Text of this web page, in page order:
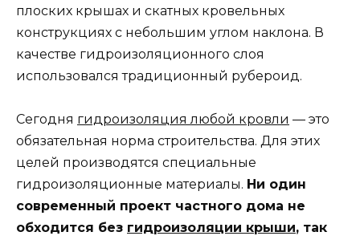
плоских крышах и скатных кровельных
конструкциях с небольшим углом наклона. В
качестве гидроизоляционного слоя
использовался традиционный рубероид.
Сегодня гидроизоляция любой кровли — это
обязательная норма строительства. Для этих
целей производятся специальные
гидроизоляционные материалы. Ни один
современный проект частного дома не
обходится без гидроизоляции крыши, так